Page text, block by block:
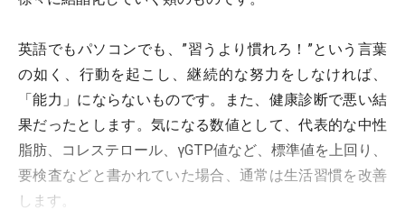
英語でもパソコンでも、”習うより慣れろ！”という言葉
の如く、行動を起こし、継続的な努力をしなければ、
「能力」にならないものです。また、健康診断で悪い結
果だったとします。気になる数値として、代表的な中性
脂肪、コレステロール、γGTP値など、標準値を上回り、
要検査などと書かれていた場合、通常は生活習慣を改善
します。